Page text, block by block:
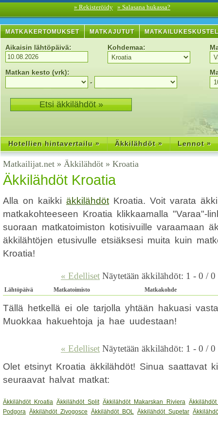
» Rekisteröidy » Salasana hukassa?
MATKAKERTOMUKSET MATKAJUTUT
Aikaisin lähtöpäivä: Kohdemaa:
Matkan kesto (vrk):
-
Hotellien hintavertailu » Äkkilähdöt » Lennot »
Matkailijat.net » Äkkilähdöt » Kroatia
Äkkilähdöt Kroatia
Alla on kaikki äkkilähdöt Kroatia. Voit varata
matkakohteeseen Kroatia klikkaamalla "Varaa"-
suoraan matkatoimiston kotisivuille varaamaan
äkkilähtöjen etusivulle etsiäksesi muita kuin
Kroatia!
« Edelliset Näytetään äkkilähdöt: 1 - 0 / 0
Lähtöpäivä Matkatoimisto Matkakohde
Tällä hetkellä ei ole tarjolla yhtään hakuasi
Muokkaa hakuehtoja ja hae uudestaan!
« Edelliset Näytetään äkkilähdöt: 1 - 0 / 0
Olet etsinyt Kroatia äkkilähdöt! Sinua saattavat
seuraavat halvat matkat:
Äkkilähdöt Kroatia Äkkilähdöt Split Äkkilähdöt Makarskan Riviera
Podgora Äkkilähdöt Zivogosce Äkkilähdöt BOL Äkkilähdöt Supetar